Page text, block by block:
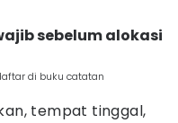
sebelum alokasi
di buku catatan
tempat tinggal,